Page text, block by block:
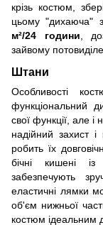
крізь костюм,
цьому "дихаюча"
м²/24 години,
зайвому
Штани
Особливості
функціональний
свої функції, але
надійний захист
робить їх
бічні кишені із
забезпечують
еластичні лямки
об'єм нижньої
костюм ідеальним